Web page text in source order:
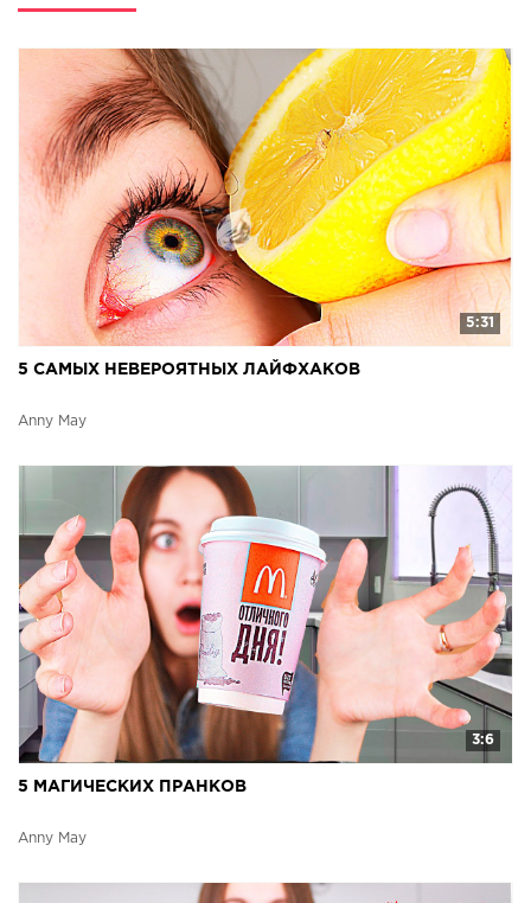
5:31
5 САМЫХ НЕВЕРОЯТНЫХ ЛАЙФХАКОВ
Anny May
3:6
5 МАГИЧЕСКИХ ПРАНКОВ
Anny May